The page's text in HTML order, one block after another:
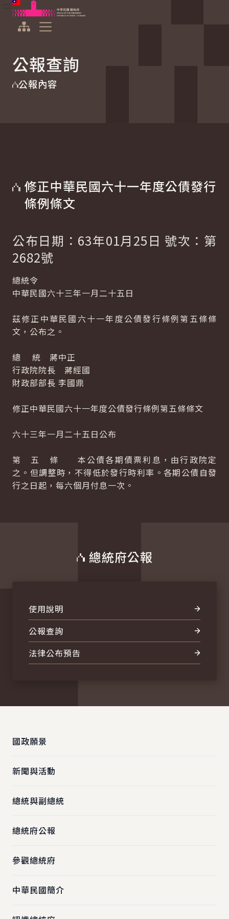
跳到主要內容
中華民國總統府
公報查詢
公報內容
修正中華民國六十一年度公債發行
條例條文
公布日期：63年01月25日 號次：第
2682號
總統令
中華民國六十三年一月二十五日
茲修正中華民國六十一年度公債發行條例第五條條
文，公布之。
總 統 蔣中正
行政院院長 蔣經國
財政部部長 李國鼎
修正中華民國六十一年度公債發行條例第五條條文
六十三年一月二十五日公布
第 五 條 本公債各期債票利息，由行政院定
之。但調整時，不得低於發行時利率。各期公債自發
行之日起，每六個月付息一次。
總統府公報
使用說明
公報查詢
法律公布預告
國政願景
新聞與活動
總統與副總統
總統府公報
參觀總統府
中華民國簡介